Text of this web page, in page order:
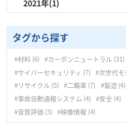
12月(10)
11月(7)
10月(5)
9月 (4)
8月(5)
7月(5)
6月(3)
2021年(1)
9月(1)
タグから探す
#材料 (6) #カーボンニュートラル (31)
#サイバーセキュリティ (7) #次世代モ
#リサイクル (5) #二輪車 (7) #製造(4)
#事故自動通報システム (4) #安全 (4)
#音質評価 (3) #映像情報 (4)